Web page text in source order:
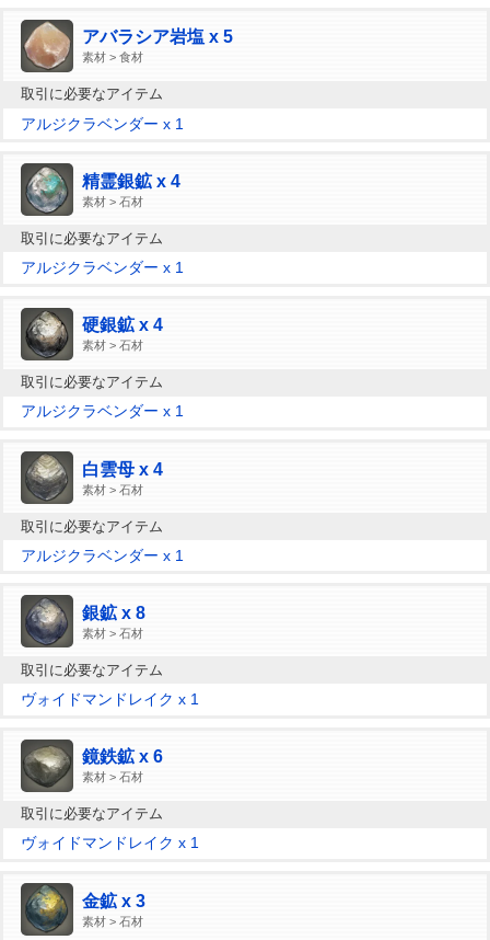
アバラシア岩塩 x 5
素材 > 食材
取引に必要なアイテム
アルジクラベンダー x 1
精霊銀鉱 x 4
素材 > 石材
取引に必要なアイテム
アルジクラベンダー x 1
硬銀鉱 x 4
素材 > 石材
取引に必要なアイテム
アルジクラベンダー x 1
白雲母 x 4
素材 > 石材
取引に必要なアイテム
アルジクラベンダー x 1
銀鉱 x 8
素材 > 石材
取引に必要なアイテム
ヴォイドマンドレイク x 1
鏡鉄鉱 x 6
素材 > 石材
取引に必要なアイテム
ヴォイドマンドレイク x 1
金鉱 x 3
素材 > 石材